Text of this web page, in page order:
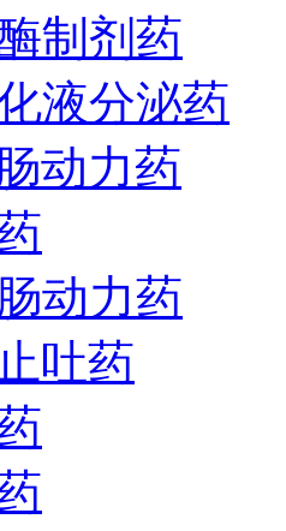
制剂药
液分泌药
动力药
动力药
吐药